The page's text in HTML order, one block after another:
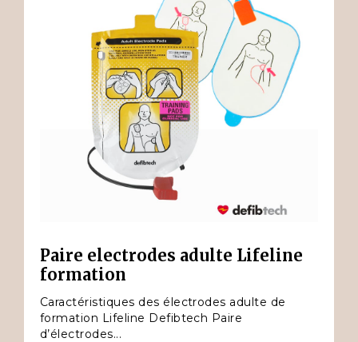
Paire electrodes adulte Lifeline
formation
Caractéristiques des électrodes adulte de
formation Lifeline Defibtech Paire
d’électrodes...